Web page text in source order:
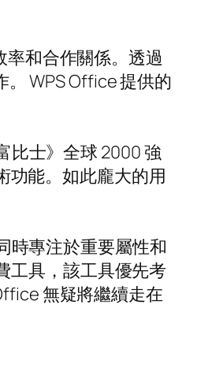
和合作關係。透過
WPS Office 提供的
比士》全球 2000 強
功能。如此龐大的用
時專注於重要屬性和
工具，該工具優先考
無疑將繼續走在